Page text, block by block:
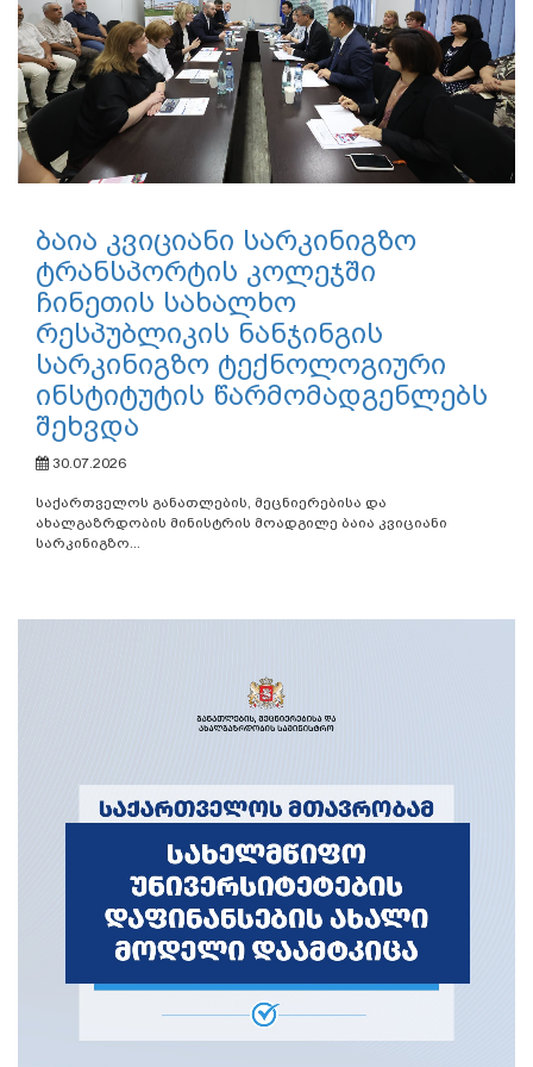
ბაია კვიციანი სარკინიგზო
ტრანსპორტის კოლეჯში
ჩინეთის სახალხო
რესპუბლიკის ნანჯინგის
სარკინიგზო ტექნოლოგიური
ინსტიტუტის წარმომადგენლებს
შეხვდა
30.07.2026
საქართველოს განათლების, მეცნიერებისა და
ახალგაზრდობის მინისტრის მოადგილე ბაია კვიციანი
სარკინიგზო...